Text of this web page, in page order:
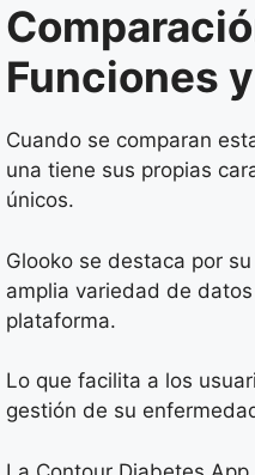
Funciones
Cuando se comparan
una tiene sus propias
únicos.
Glooko se destaca por
amplia variedad de
plataforma.
Lo que facilita a los
gestión de su